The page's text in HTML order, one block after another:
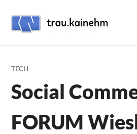
content
TRAU.KAINEHM
TECH
Social
FORUM